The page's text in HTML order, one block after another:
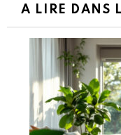
A LIRE DANS